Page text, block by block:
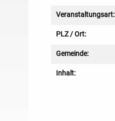
Veranstaltungsart:
PLZ / Ort:
Gemeinde:
Inhalt: